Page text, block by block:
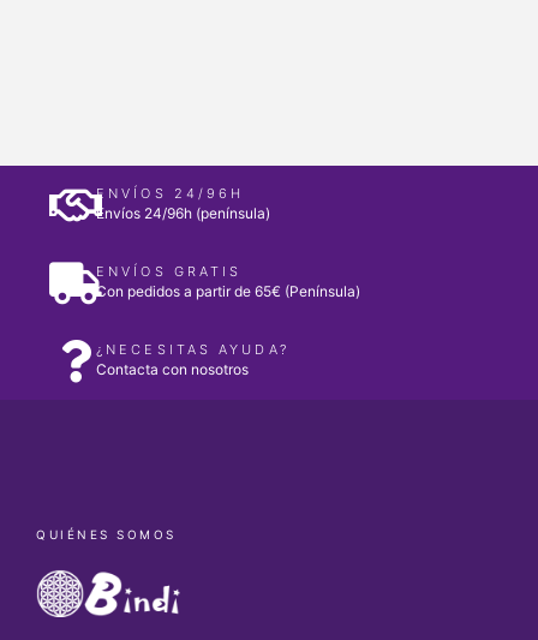
ENVÍOS 24/96H
Envíos 24/96h (península)
ENVÍOS GRATIS
Con pedidos a partir de 65€ (Península)
¿NECESITAS AYUDA?
Contacta con nosotros
QUIÉNES SOMOS